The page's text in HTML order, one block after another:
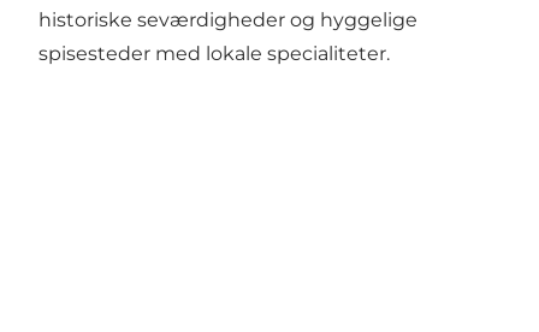
historiske seværdigheder og hyggelige
spisesteder med lokale specialiteter.